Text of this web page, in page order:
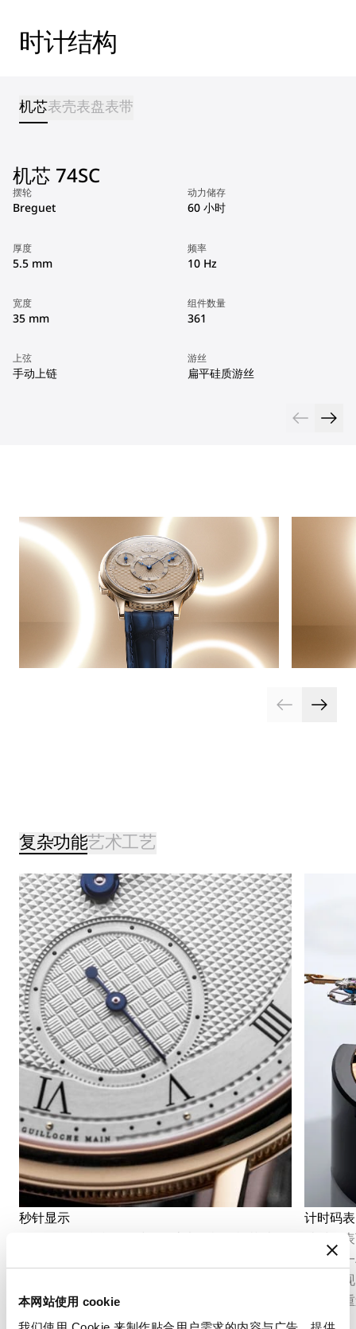
本网站使用 cookie
时计结构
机芯表壳表盘表带
机芯 74SC
摆轮
Breguet
动力储存
60 小时
厚度
5.5 mm
频率
10 Hz
宽度
35 mm
组件数量
361
上弦
手动上链
游丝
扁平硅质游丝
复杂功能艺术工艺
秒针显示
秒针显示可精准呈现时间的流逝。根据机芯结构
中。
计时码表
计时码
准测量
功能体
定的三